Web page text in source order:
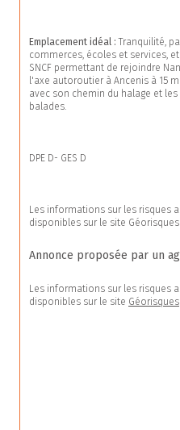
Emplacement idéal : Tranquilité,
commerces, écoles et services,
SNCF permettant de rejoindre
l'axe autoroutier à Ancenis à 15
avec son chemin du halage et
balades.
DPE D- GES D
Les informations sur les risques
disponibles sur le site Géorisques
Annonce proposée par un
Les informations sur les risques
disponibles sur le site Géorisques